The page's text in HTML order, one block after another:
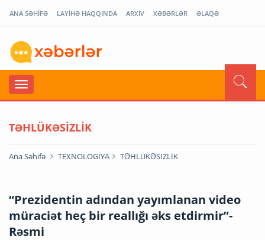
ANA SƏHİFƏ LAYİHƏ HAQQINDA ARXİV XƏBƏRLƏR ƏLAQƏ
TƏHLÜKƏSİZLİK
Ana Səhifə TEXNOLOGİYA TƏHLÜKƏSİZLİK
“Prezidentin adından yayımlanan video
müraciət heç bir reallığı əks etdirmir”-
Rəsmi